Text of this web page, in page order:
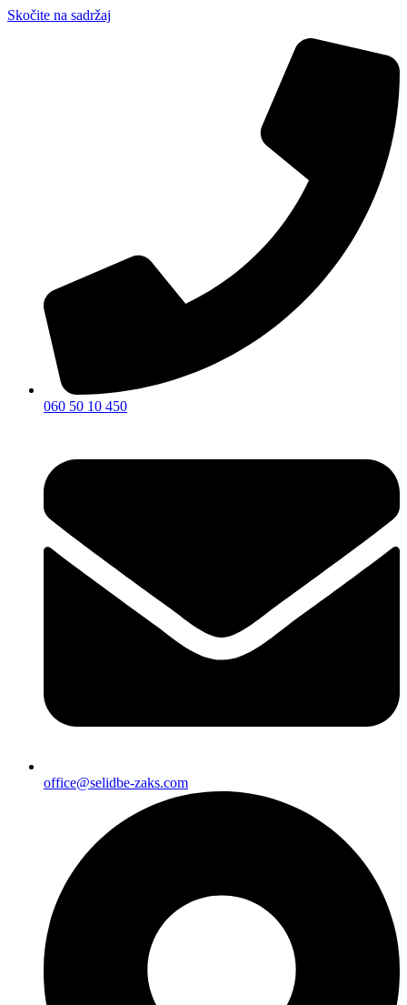
Skočite na sadržaj
060 50 10 450
office@selidbe-zaks.com